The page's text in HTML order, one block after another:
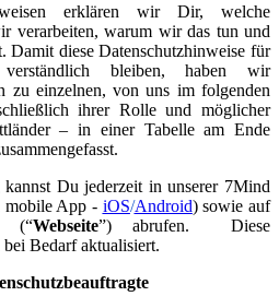
erklären wir Dir, welche
verarbeiten, warum wir das tun und
Damit diese Datenschutzhinweise für
bleiben, haben wir
zu einzelnen, von uns im folgenden
ihrer Rolle und möglicher
– in einer Tabelle am Ende
Du jederzeit in unserer 7Mind
mobile App - iOS/Android) sowie auf
(“Webseite”) abrufen. Diese
Bedarf aktualisiert.